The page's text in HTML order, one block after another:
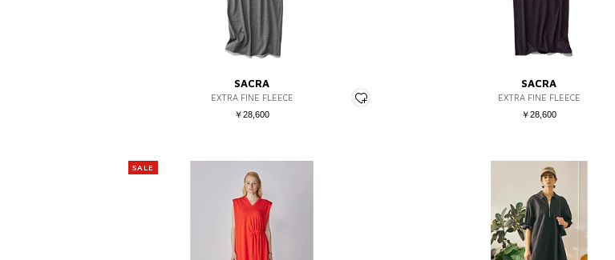
SACRA
EXTRA FINE FLEECE
￥28,600
SACRA
EXTRA FINE FLEECE
￥28,600
SALE